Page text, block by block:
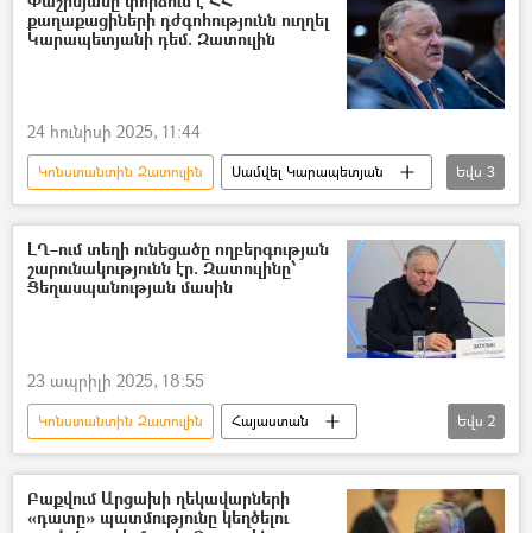
Սյունիք
Ճանապարհ
քաղաքացիների դժգոհությունն ուղղել
Կարապետյանի դեմ. Զատուլին
24 հունիսի 2025, 11:44
Կոնստանտին Զատուլին
Սամվել Կարապետյան
Հայաստան
Հայ Առաքելական Եկեղեցի
Նիկոլ Փաշինյան
Եվս 3
ԼՂ–ում տեղի ունեցածը ողբերգության
շարունակությունն էր. Զատուլինը՝
Ցեղասպանության մասին
23 ապրիլի 2025, 18:55
Կոնստանտին Զատուլին
Հայաստան
Ռուսաստան
Լեռնային Ղարաբաղ
Եվս 2
Բաքվում Արցախի ղեկավարների
«դատը» պատմությունը կեղծելու